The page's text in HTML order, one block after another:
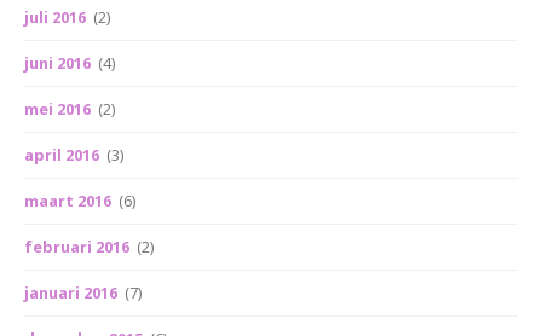
juli 2016 (2)
juni 2016 (4)
mei 2016 (2)
april 2016 (3)
maart 2016 (6)
februari 2016 (2)
januari 2016 (7)